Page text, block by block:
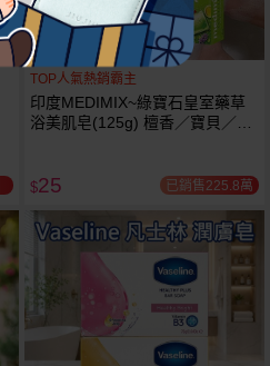
TOP人氣熱銷霸主
印度MEDIMIX~綠寶石皇室藥草
浴美肌皂(125g) 檀香／寶貝／草
$25 已銷售225.8萬